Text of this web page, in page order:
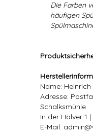
Die Farben
häufigen
Name:
Adresse:
Schalksmühle
In der Hälver 1
E-Mail: